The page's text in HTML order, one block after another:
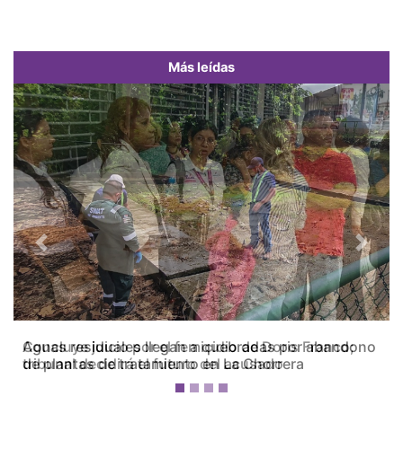
Más leídas
Concluye juicio por el femicidio de Doris Franco;
tribunal decidirá el futuro del acusado
Previous Next